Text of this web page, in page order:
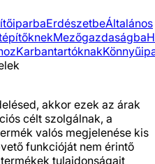
ErdészetbeÁltalános
Mezőgazdaságba
Karbantartóknak
akkor ezek az árak
célt szolgálnak, a
valós megjelenése kis
funkcióját nem érintő
tulajdonságait